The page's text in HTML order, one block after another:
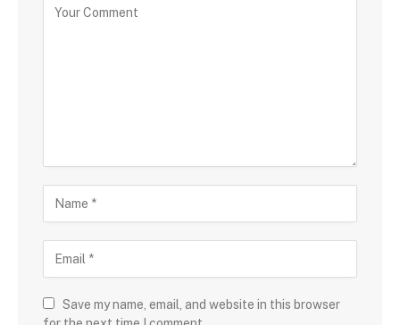
Save my name, email, and website in this browser